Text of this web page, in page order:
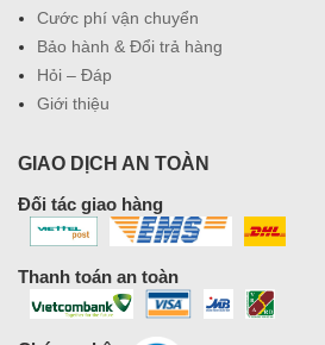
Cước phí vận chuyển
Bảo hành & Đổi trả hàng
Hỏi – Đáp
Giới thiệu
GIAO DỊCH AN TOÀN
Đối tác giao hàng
Thanh toán an toàn